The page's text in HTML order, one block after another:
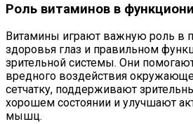
Роль витаминов в
Витамины играют важную роль в
здоровья глаз и правильном
зрительной системы. Они
вредного воздействия
сетчатку, поддерживают
хорошем состоянии и улучшают
мышц.